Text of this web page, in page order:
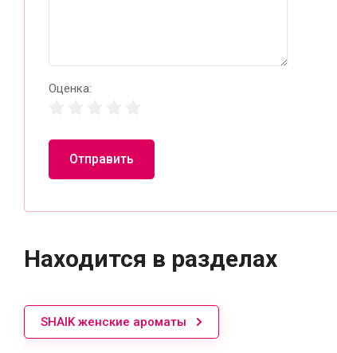
Оценка:
Отправить
Находится в разделах
SHAIK женские ароматы